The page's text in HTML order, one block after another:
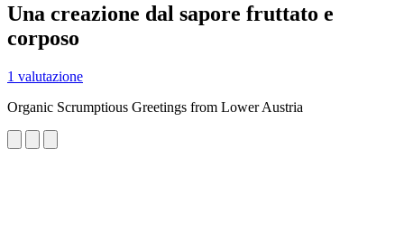
Una creazione dal sapore fruttato e
corposo
1 valutazione
Organic Scrumptious Greetings from Lower Austria